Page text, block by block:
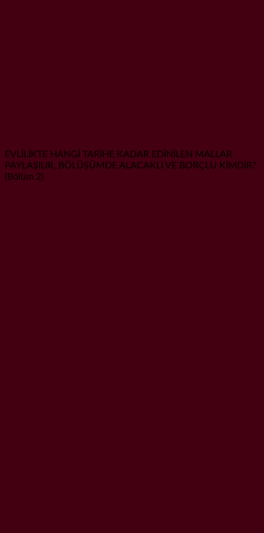
EVLİLİKTE HANGİ TARİHE KADAR EDİNİLEN MALLAR
PAYLAŞILIR, BÖLÜŞÜMDE ALACAKLI VE BORÇLU KİMDİR?
(Bölüm 2)